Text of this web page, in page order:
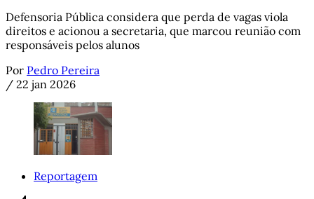
Defensoria Pública considera que perda de vagas viola
direitos e acionou a secretaria, que marcou reunião com
responsáveis pelos alunos
Por Pedro Pereira
/ 22 jan 2026
Reportagem